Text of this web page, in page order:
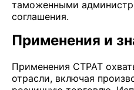
таможенными
соглашения.
Применения и
Применения CTPAT
отрасли, включая